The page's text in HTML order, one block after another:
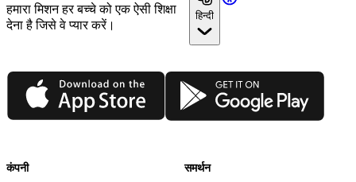
हमारा मिशन हर बच्चे को एक ऐसी शिक्षा
देना है जिसे वे प्यार करें।
हिन्दी
App Store Google Play
कंपनी समर्थन